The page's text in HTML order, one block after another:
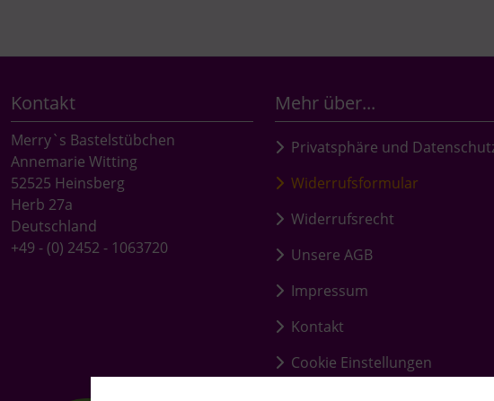
Kontakt
Merry`s Bastelstübchen
Annemarie Witting
52525 Heinsberg
Herb 27a
Deutschland
+49 - (0) 2452 - 1063720
Mehr über...
Privatsphäre und
Widerrufsformular
Widerrufsrecht
Unsere AGB
Impressum
Kontakt
Cookie Einstellungen